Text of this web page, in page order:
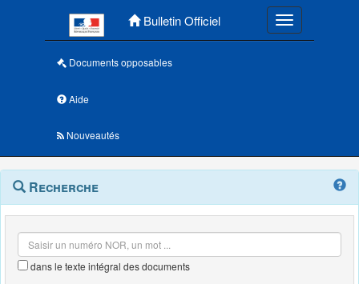
Bulletin Officiel Toggle
Documents opposables
Aide
Nouveautés
Navigation
outils
Menu
contextuel
Recherche
dans le texte intégral des documents